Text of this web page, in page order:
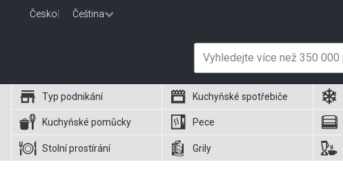
Česko Čeština
Typ podnikání Kuchyňské spotřebiče
Kuchyňské pomůcky Pece
Stolní prostírání Grily